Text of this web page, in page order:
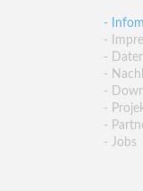
-
-
-
-
-
-
-
- Jobs